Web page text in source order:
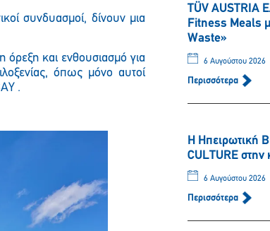
συνδυασμοί, δίνουν μια
όρεξη και ενθουσιασμό για
όπως μόνο αυτοί
.
TÜV AUSTRIA
Fitness Meals
Waste»
6 Αυγούστου 2026
Περισσότερα
Η Ηπειρωτική
CULTURE στην
6 Αυγούστου 2026
Περισσότερα
Παρακαλώ περιμένετε…